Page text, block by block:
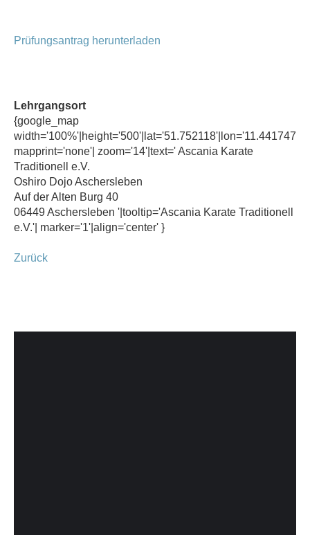
Prüfungsantrag herunterladen
Lehrgangsort
{google_map
width='100%'|height='500'|lat='51.752118'|lon='11.441747'|
mapprint='none'| zoom='14'|text=' Ascania Karate
Traditionell e.V.
Oshiro Dojo Aschersleben
Auf der Alten Burg 40
06449 Aschersleben '|tooltip='Ascania Karate Traditionell
e.V.'| marker='1'|align='center' }
Zurück